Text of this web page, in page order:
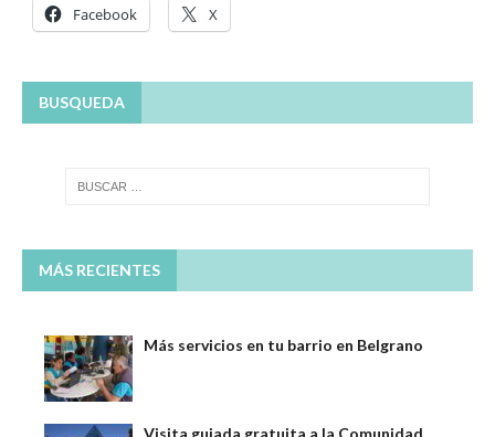
Facebook X
BUSQUEDA
MÁS RECIENTES
Más servicios en tu barrio en Belgrano